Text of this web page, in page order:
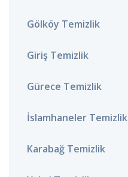
Gölköy Temizlik
Giriş Temizlik
Gürece Temizlik
İslamhaneler Temizlik
Karabağ Temizlik